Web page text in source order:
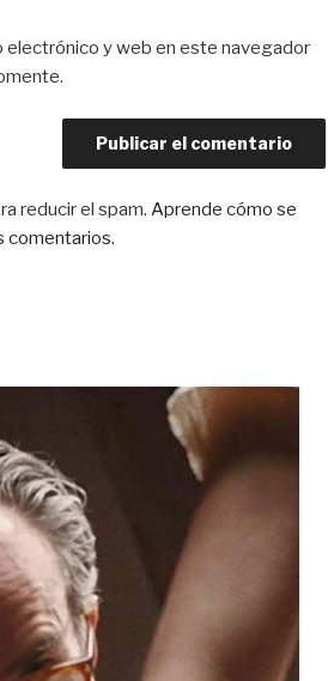
electrónico y web en este navegador
reducir el spam. Aprende cómo se
comentarios.